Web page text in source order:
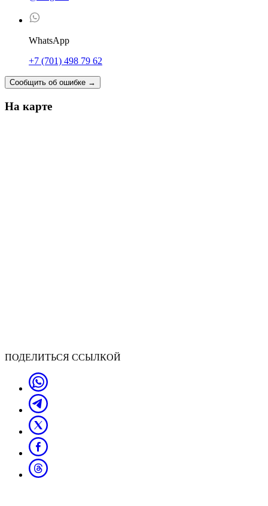
WhatsApp
+7 (701) 498 79 62
Сообщить об ошибке →
На карте
ПОДЕЛИТЬСЯ ССЫЛКОЙ